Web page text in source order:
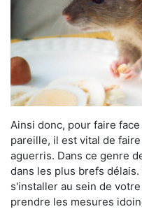
Ainsi donc, pour faire
pareille, il est vital de
aguerris. Dans ce genre
dans les plus brefs
s'installer au sein de
prendre les mesures